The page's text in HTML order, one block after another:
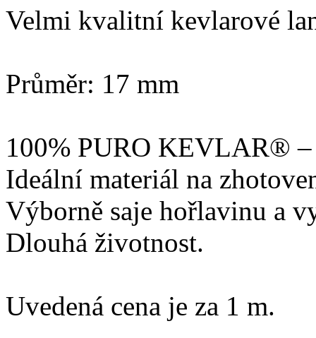
Velmi kvalitní kevlarové
Průměr: 17 mm
100% PURO KEVLAR®
Ideální materiál na
Výborně saje hořlavinu a
Dlouhá životnost.
Uvedená cena je za 1 m.